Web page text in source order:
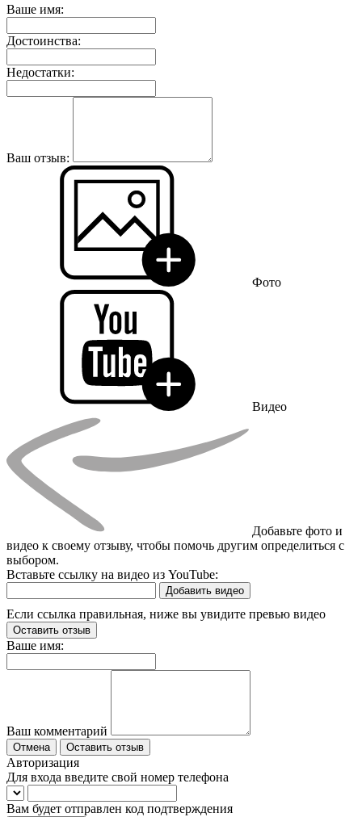
Ваше имя:
Достоинства:
Недостатки:
Ваш отзыв:
Фото
Видео
Добавьте фото и
видео к своему отзыву, чтобы помочь другим определиться с
выбором.
Вставьте ссылку на видео из YouTube:
Добавить видео
Если ссылка правильная, ниже вы увидите превью видео
Оставить отзыв
Ваше имя:
Ваш комментарий
Отмена Оставить отзыв
Авторизация
Для входа введите свой номер телефона
Вам будет отправлен код подтверждения